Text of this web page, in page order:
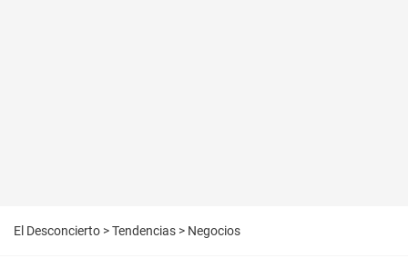
El Desconcierto >Tendencias > Negocios